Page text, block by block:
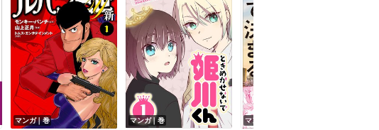
マンガ｜巻 マンガ｜巻 マンガ｜巻